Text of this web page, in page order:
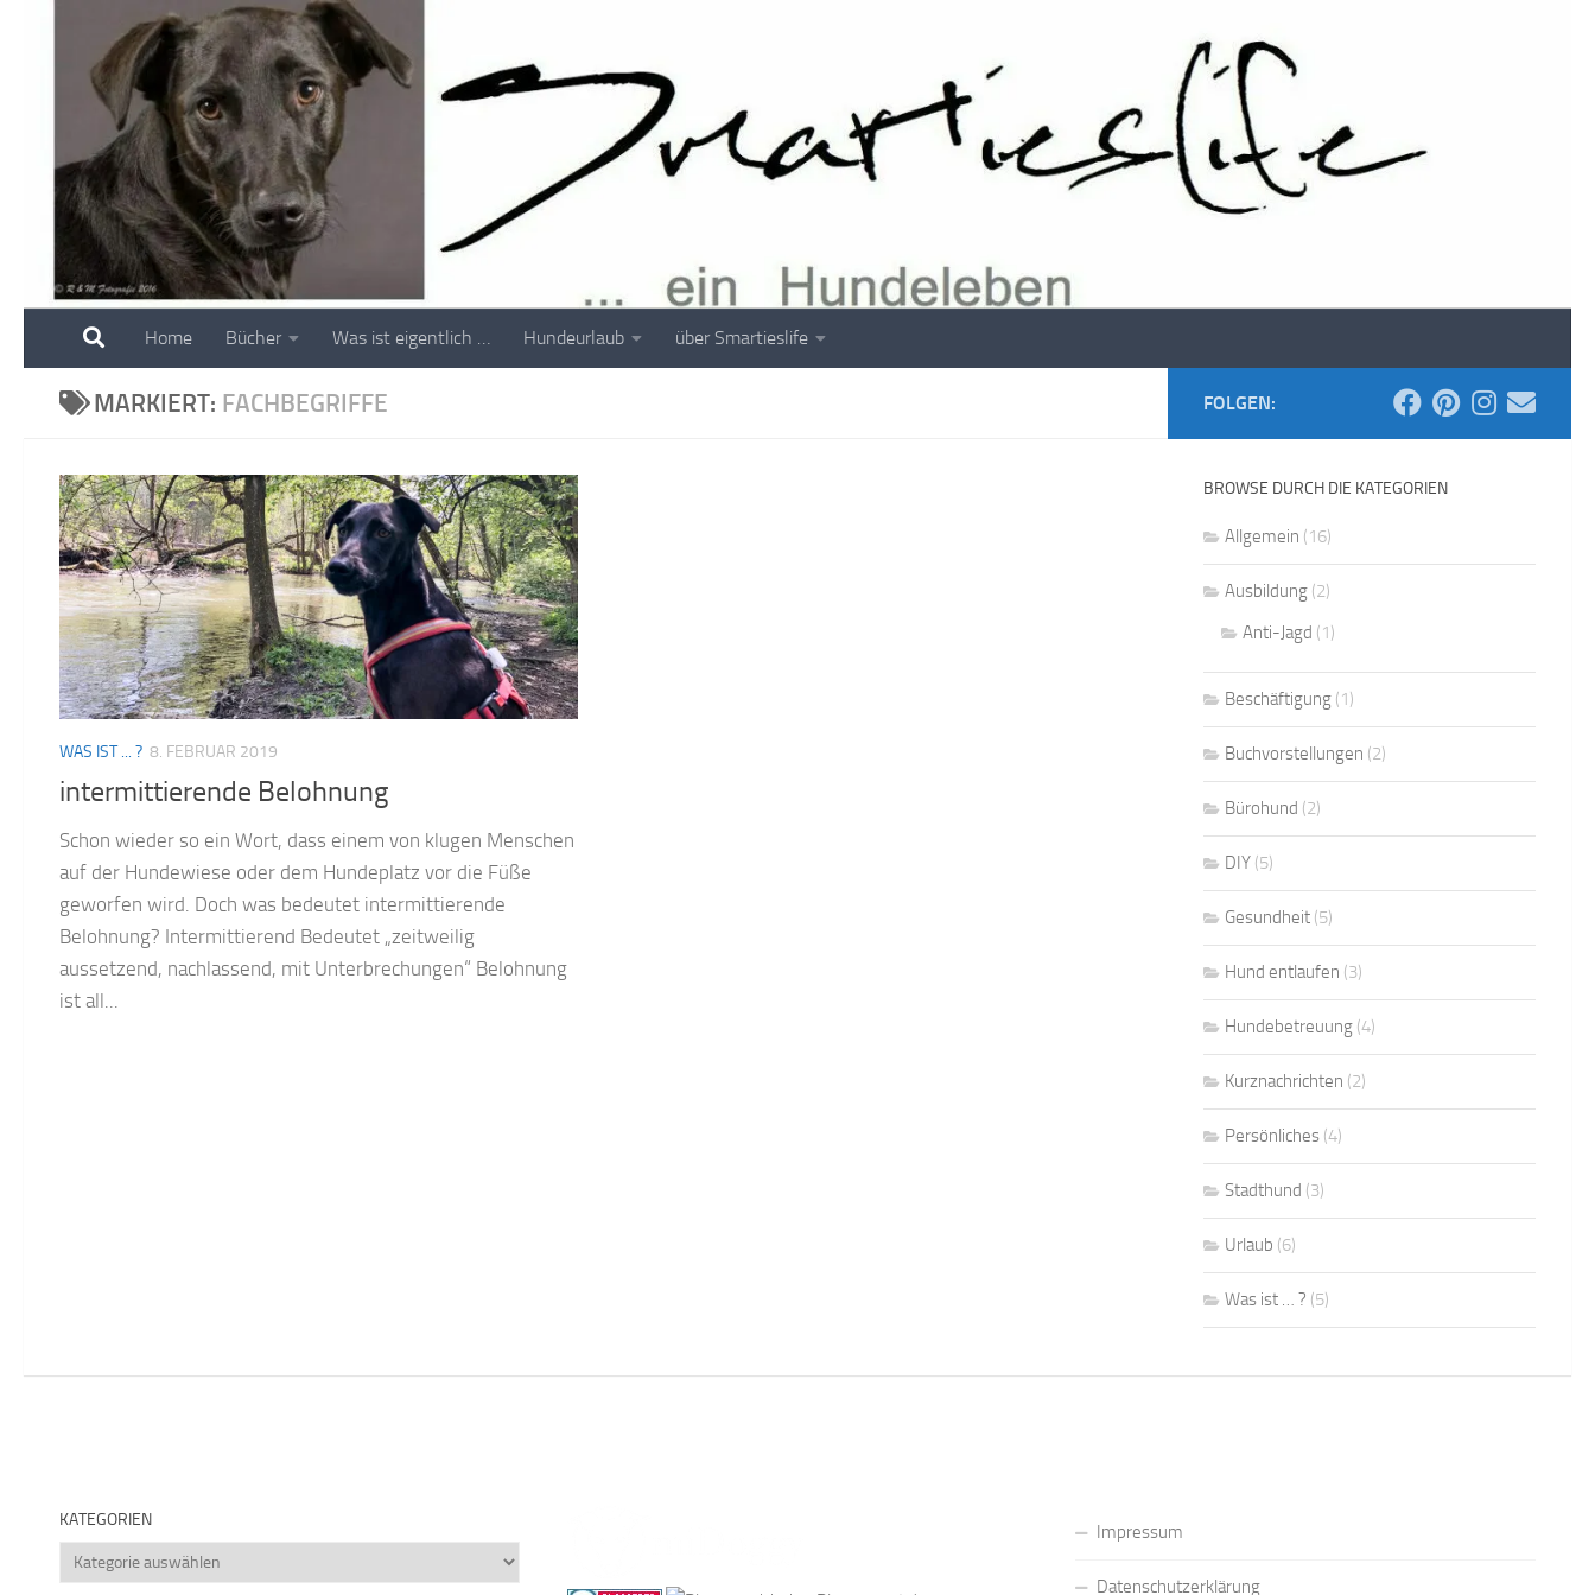
Skip to content
Home Bücher Was ist eigentlich … Hundeurlaub über Smartieslife
MARKIERT: FACHBEGRIFFE
WAS IST ... ? 8. FEBRUAR 2019
intermittierende Belohnung
Schon wieder so ein Wort, dass einem von klugen Menschen
auf der Hundewiese oder dem Hundeplatz vor die Füße
geworfen wird. Doch was bedeutet intermittierende
Belohnung? Intermittierend Bedeutet „zeitweilig
aussetzend, nachlassend, mit Unterbrechungen“ Belohnung
ist all...
FOLGEN:
BROWSE DURCH DIE KATEGORIEN
Allgemein (16)
Ausbildung (2)
Anti-Jagd (1)
Beschäftigung (1)
Buchvorstellungen (2)
Bürohund (2)
DIY (5)
Gesundheit (5)
Hund entlaufen (3)
Hundebetreuung (4)
Kurznachrichten (2)
Persönliches (4)
Stadthund (3)
Urlaub (6)
Was ist … ? (5)
KATEGORIEN
Kategorien
Impressum
Datenschutzerklärung